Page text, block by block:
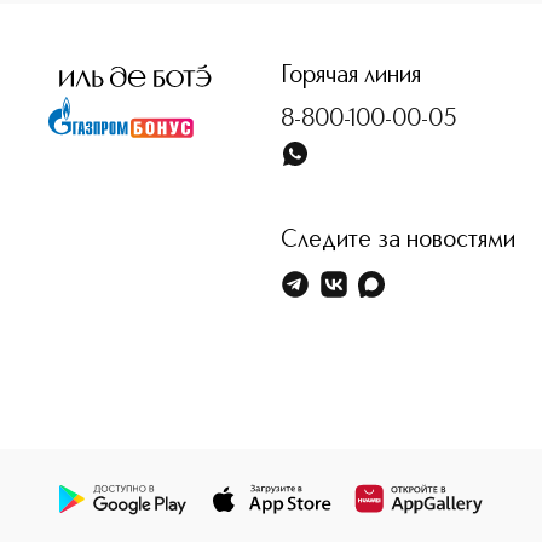
Горячая линия
8-800-100-00-05
Следите за новостями